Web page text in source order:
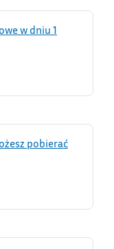
w dniu 1
pobierać